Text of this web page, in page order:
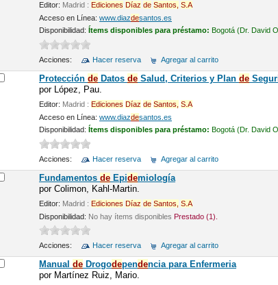
Editor: Madrid : Ediciones Díaz de Santos, S.A
Acceso en Línea: www.diazdesantos.es
Disponibilidad: Ítems disponibles para préstamo: Bogotá (Dr. David
Acciones: Hacer reserva Agregar al carrito
Protección deDatos deSalud, Criterios y Plan de
por López, Pau.
Editor: Madrid : Ediciones Díaz de Santos, S.A
Acceso en Línea: www.diazdesantos.es
Disponibilidad: Ítems disponibles para préstamo: Bogotá (Dr. David
Acciones: Hacer reserva Agregar al carrito
Fundamentos deEpidemiología
por Colimon, Kahl-Martin.
Editor: Madrid : Ediciones Díaz de Santos, S.A
Disponibilidad: No hay ítems disponibles Prestado (1).
Acciones: Hacer reserva Agregar al carrito
Manual deDrogodependencia para Enfermeria
por Martínez Ruiz, Mario.